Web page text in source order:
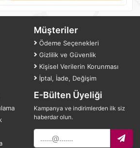
Müşteriler
Ödeme Seçenekleri
Gizlilik ve Güvenlik
Kişisel Verilerin Korunması
İptal, İade, Değişim
E-Bülten Üyeliği
Kampanya ve indirimlerden ilk siz
haberdar olun.